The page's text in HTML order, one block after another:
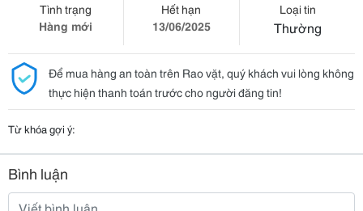
Tình trạng
Hàng mới
Hết hạn
13/06/2025
Loại tin
Thường
Để mua hàng an toàn trên Rao vặt, quý khách vui lòng không
thực hiện thanh toán trước cho người đăng tin!
Từ khóa gợi ý:
Bình luận